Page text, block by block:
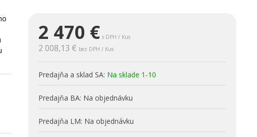
2 470 € s DPH / Kus
2 008,13 € bez DPH / Kus
Predajňa a sklad SA: Na sklade 1-10
Predajňa BA: Na objednávku
Predajňa LM: Na objednávku